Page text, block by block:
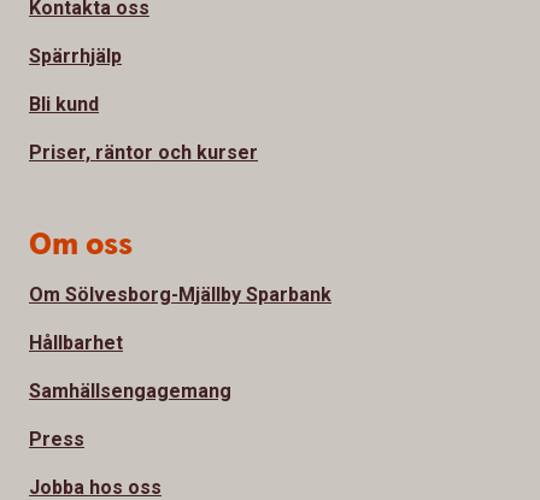
Kontakta oss
Spärrhjälp
Bli kund
Priser, räntor och kurser
Om oss
Om Sölvesborg-Mjällby Sparbank
Hållbarhet
Samhällsengagemang
Press
Jobba hos oss